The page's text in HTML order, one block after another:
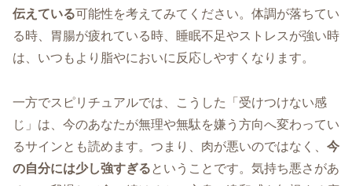
伝えている可能性を考えてみてください。体調が落ちてい
る時、胃腸が疲れている時、睡眠不足やストレスが強い時
は、いつもより脂やにおいに反応しやすくなります。
一方でスピリチュアルでは、こうした「受けつけない感
じ」は、今のあなたが無理や無駄を嫌う方向へ変わってい
るサインとも読めます。つまり、肉が悪いのではなく、 今
の自分には少し強すぎるということです。気持ち悪さがあ